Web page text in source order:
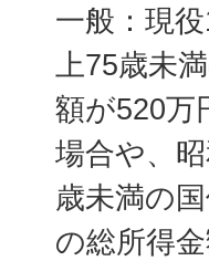
一般：現
上75歳未
額が520万
場合や、
歳未満の
の総所得